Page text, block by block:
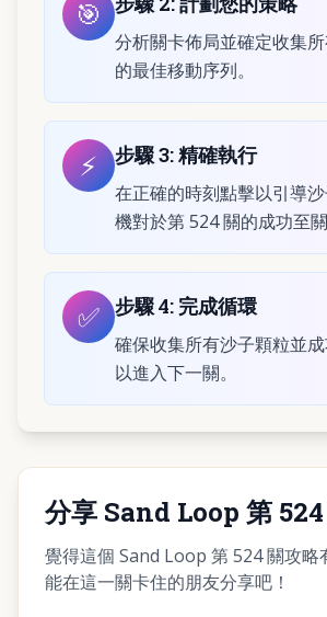
🎯
分析關卡佈局並確定收集
的最佳移動序列。
⚡ 步驟3:精確執行
在正確的時刻點擊以引導
機對於第 524 關的成功至關
✅ 步驟4: 完成循環
確保收集所有沙子顆粒並
以進入下一關。
分享 Sand Loop 第
覺得這個 Sand Loop 第 524 關攻略
能在這一關卡住的朋友分享吧！